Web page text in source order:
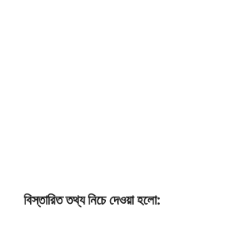
বিস্তারিত তথ্য নিচে দেওয়া হলো: